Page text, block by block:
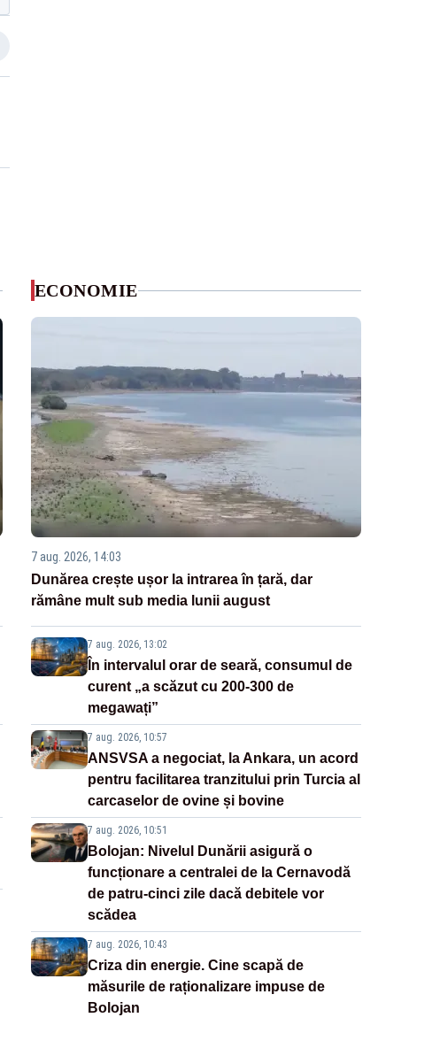
ECONOMIE
7 aug. 2026, 14:03
Dunărea crește ușor la intrarea în țară, dar
rămâne mult sub media lunii august
7 aug. 2026, 13:02
În intervalul orar de seară, consumul de
curent „a scăzut cu 200-300 de
megawați”
7 aug. 2026, 10:57
ANSVSA a negociat, la Ankara, un acord
pentru facilitarea tranzitului prin Turcia al
carcaselor de ovine și bovine
7 aug. 2026, 10:51
Bolojan: Nivelul Dunării asigură o
funcționare a centralei de la Cernavodă
de patru-cinci zile dacă debitele vor
scădea
7 aug. 2026, 10:43
Criza din energie. Cine scapă de
măsurile de raționalizare impuse de
Bolojan